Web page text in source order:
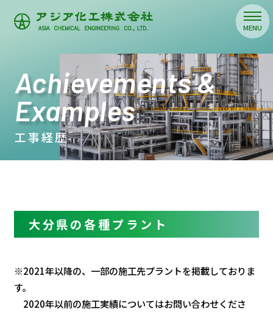
Achievements &
Examples
工事経歴
大分県の各種プラント
※2021年以降の、一部の施工先プラントを掲載しておりま
す。
2020年以前の施工実績についてはお問い合わせくださ